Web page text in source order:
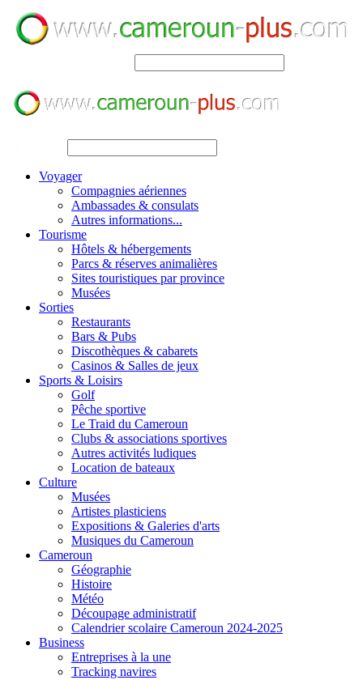
Voyager
Compagnies aériennes
Ambassades & consulats
Autres informations...
Tourisme
Hôtels & hébergements
Parcs & réserves animalières
Sites touristiques par province
Musées
Sorties
Restaurants
Bars & Pubs
Discothèques & cabarets
Casinos & Salles de jeux
Sports & Loisirs
Golf
Pêche sportive
Le Traid du Cameroun
Clubs & associations sportives
Autres activités ludiques
Location de bateaux
Culture
Musées
Artistes plasticiens
Expositions & Galeries d'arts
Musiques du Cameroun
Cameroun
Géographie
Histoire
Météo
Découpage administratif
Calendrier scolaire Cameroun 2024-2025
Business
Entreprises à la une
Tracking navires